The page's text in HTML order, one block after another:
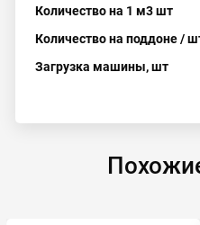
Количество на 1 м3 шт
Количество на поддоне /
Загрузка машины, шт